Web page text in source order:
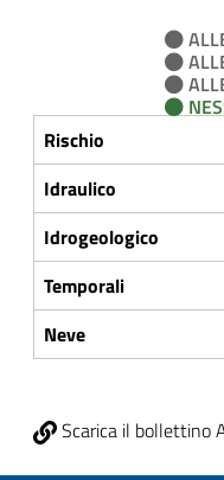
Rischio
Idraulico
Idrogeologico
Temporali
Neve
Scarica il bollettino